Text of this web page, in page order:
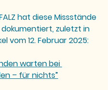
hat diese Missstände
zuletzt in
vom 12. Februar 2025:
warten bei
– für nichts”